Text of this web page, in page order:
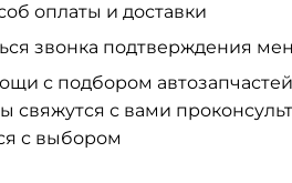
оплаты и доставки
звонка подтверждения
с подбором
свяжутся с вами
с выбором